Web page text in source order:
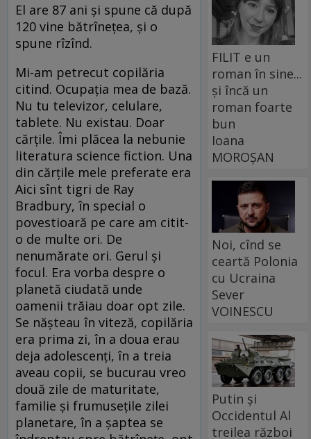
El are 87 ani și spune că după
120 vine bătrînețea, și o
spune rîzînd.
Mi-am petrecut copilăria
citind. Ocupația mea de bază.
Nu tu televizor, celulare,
tablete. Nu existau. Doar
cărțile. Îmi plăcea la nebunie
literatura science fiction. Una
din cărțile mele preferate era
Aici sînt tigri de Ray
Bradbury, în special o
povestioară pe care am citit-
o de multe ori. De
nenumărate ori. Gerul și
focul. Era vorba despre o
planetă ciudată unde
oamenii trăiau doar opt zile.
Se nășteau în viteză, copilăria
era prima zi, în a doua erau
deja adolescenți, în a treia
aveau copii, se bucurau vreo
două zile de maturitate,
familie și frumusețile zilei
planetare, în a șaptea se
FILIT e un
roman în sine...
și încă un
roman foarte
bun
Ioana
MOROȘAN
Noi, cînd se
ceartă Polonia
cu Ucraina
Sever
VOINESCU
Putin și
Occidentul Al
treilea război